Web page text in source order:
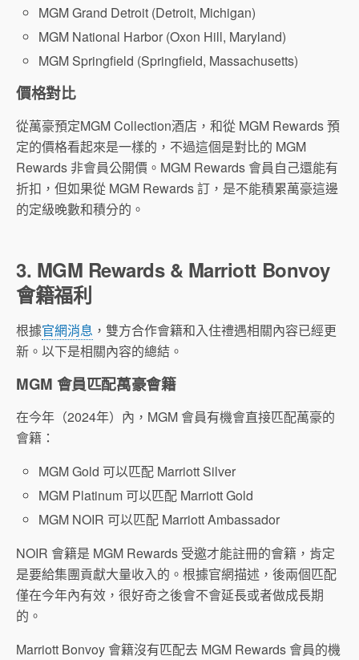
MGM Grand Detroit (Detroit, Michigan)
MGM National Harbor (Oxon Hill, Maryland)
MGM Springfield (Springfield, Massachusetts)
價格對比
從萬豪預定MGM Collection酒店，和從 MGM Rewards 預
定的價格看起來是一樣的，不過這個是對比的 MGM
Rewards 非會員公開價。MGM Rewards 會員自己還能有
折扣，但如果從 MGM Rewards 訂，是不能積累萬豪這邊
的定級晚數和積分的。
3. MGM Rewards & Marriott Bonvoy
會籍福利
根據官網消息 ，雙方合作會籍和入住禮遇相關內容已經更
新。以下是相關內容的總結。
MGM 會員匹配萬豪會籍
在今年（2024年）內，MGM 會員有機會直接匹配萬豪的
會籍：
MGM Gold 可以匹配 Marriott Silver
MGM Platinum 可以匹配 Marriott Gold
MGM NOIR 可以匹配 Marriott Ambassador
NOIR 會籍是 MGM Rewards 受邀才能註冊的會籍，肯定
是要給集團貢獻大量收入的。根據官網描述，後兩個匹配
僅在今年內有效，很好奇之後會不會延長或者做成長期
的。
Marriott Bonvoy 會籍沒有匹配去 MGM Rewards 會員的機